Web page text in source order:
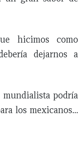
hicimos como
dejarnos a
mundialista podría
los mexicanos...